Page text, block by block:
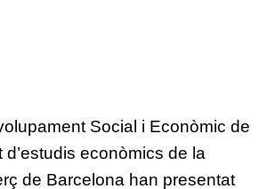
Social i Econòmic de
d’estudis econòmics de la
de Barcelona han presentat